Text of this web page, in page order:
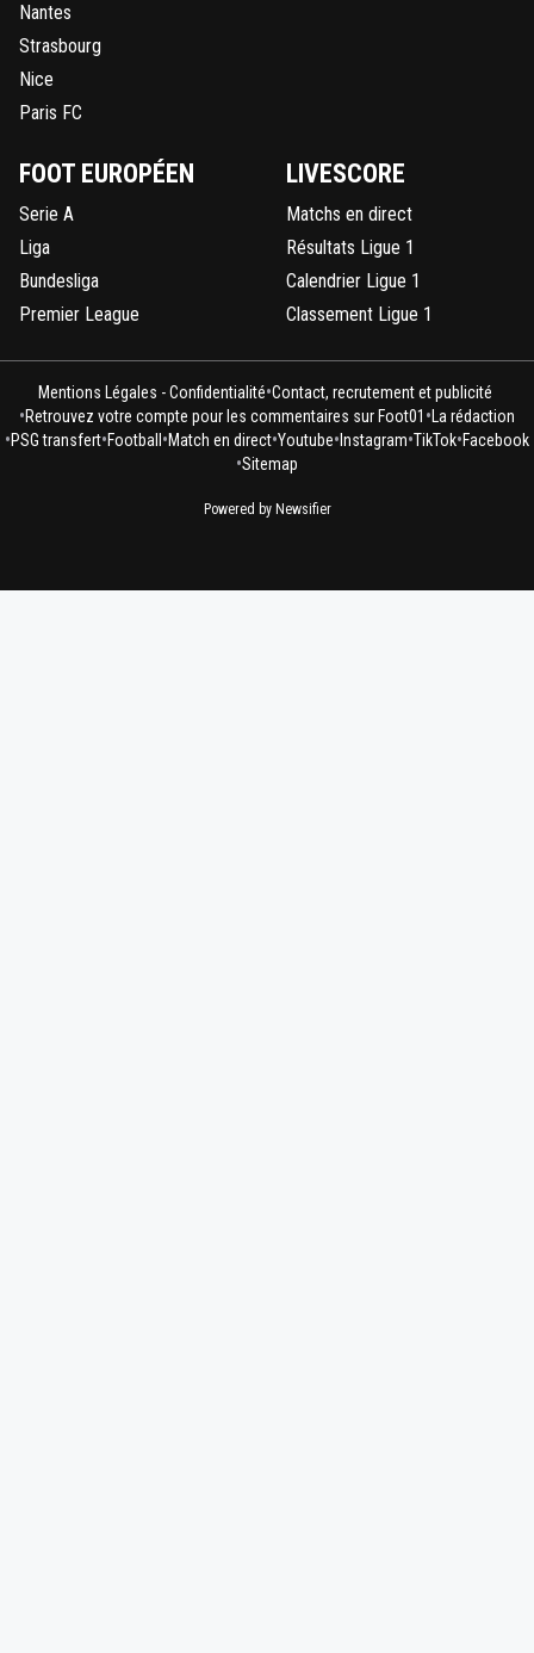
Nantes
Strasbourg
Nice
Paris FC
FOOT EUROPÉEN
Serie A
Liga
Bundesliga
Premier League
LIVESCORE
Matchs en direct
Résultats Ligue 1
Calendrier Ligue 1
Classement Ligue 1
Mentions Légales - Confidentialité•Contact, recrutement et publicité
•Retrouvez votre compte pour les commentaires sur Foot01 •La rédaction
•PSG transfert•Football •Match en direct•Youtube• Instagram•TikTok•Facebook
•Sitemap
Powered by Newsifier